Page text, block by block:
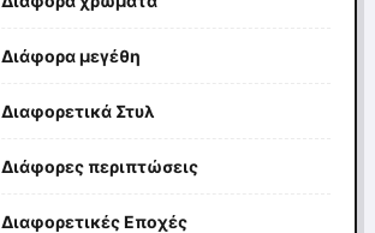
Διάφορα μεγέθη
Διαφορετικά Στυλ
Διάφορες περιπτώσεις
Διαφορετικές Εποχές